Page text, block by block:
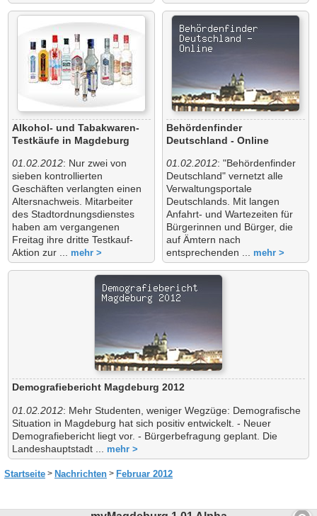
Alkohol- und Tabakwaren-
Testkäufe in Magdeburg
01.02.2012: Nur zwei von
sieben kontrollierten
Geschäften verlangten einen
Altersnachweis. Mitarbeiter
des Stadtordnungsdienstes
haben am vergangenen
Freitag ihre dritte Testkauf-
Aktion zur ... mehr >
Behördenfinder
Deutschland - Online
01.02.2012: "Behördenfinder
Deutschland" vernetzt alle
Verwaltungsportale
Deutschlands. Mit langen
Anfahrt- und Wartezeiten für
Bürgerinnen und Bürger, die
auf Ämtern nach
entsprechenden ... mehr >
Demografiebericht Magdeburg 2012
01.02.2012: Mehr Studenten, weniger Wegzüge: Demografische
Situation in Magdeburg hat sich positiv entwickelt. - Neuer
Demografiebericht liegt vor. - Bürgerbefragung geplant. Die
Landeshauptstadt ... mehr >
Startseite Nachrichten Februar 2012